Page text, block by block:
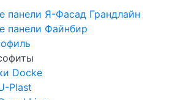
панели Я-Фасад Грандлайн
панели Файнбир
Docke
Plast